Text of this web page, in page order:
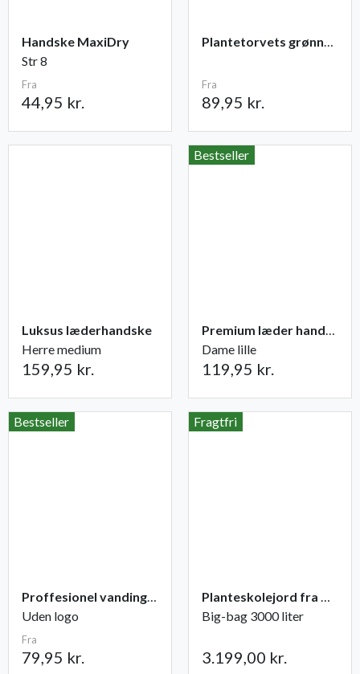
Handske MaxiDry
Str 8
Fra
44,95 kr.
Plantetorvets grønne vandingspose 75 liter
Fra
89,95 kr.
Luksus læderhandske
Herre medium
159,95 kr.
Bestseller
Premium læder handske Flutter
Dame lille
119,95 kr.
Bestseller
Proffesionel vandingspose 100 liter
Uden logo
Fra
79,95 kr.
Fragtfri
Planteskolejord fra Champost
Big-bag 3000 liter
3.199,00 kr.